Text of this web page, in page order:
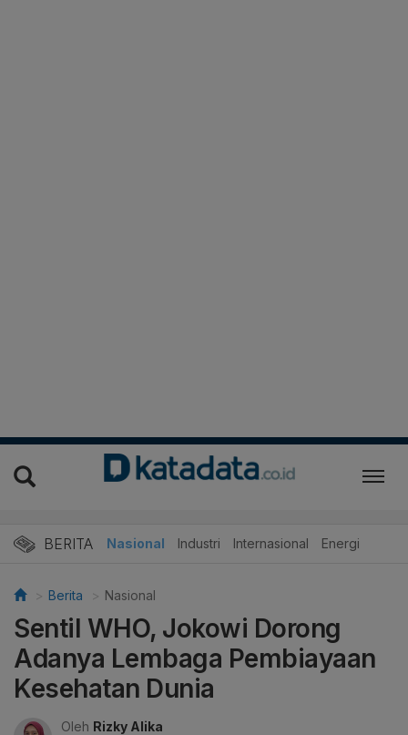
BERITA Nasional Industri Internasional Energi
Berita Nasional
Sentil WHO, Jokowi Dorong
Adanya Lembaga Pembiayaan
Kesehatan Dunia
Oleh Rizky Alika